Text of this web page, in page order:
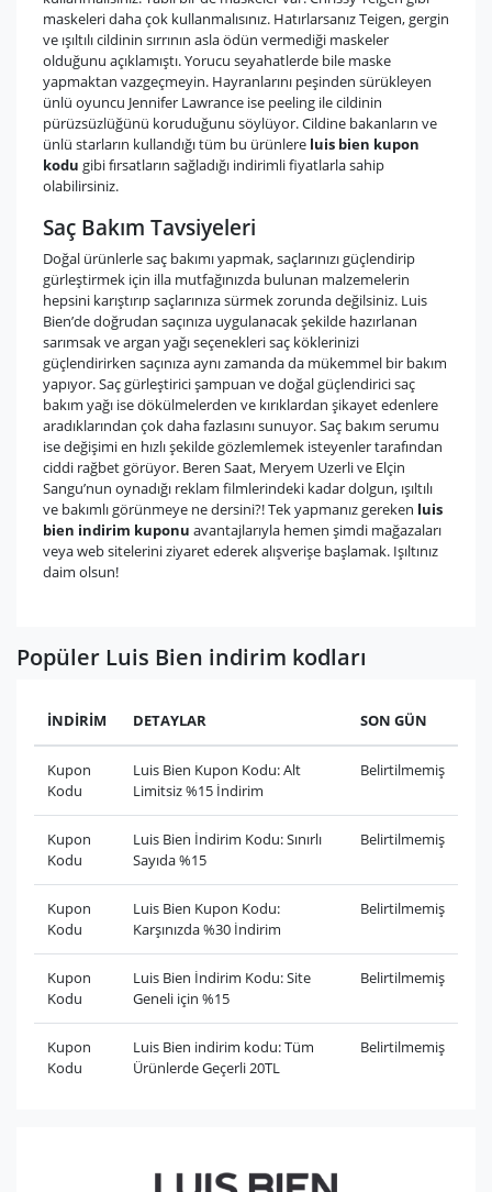
maskeleri daha çok kullanmalısınız. Hatırlarsanız Teigen, gergin
ve ışıltılı cildinin sırrının asla ödün vermediği maskeler
olduğunu açıklamıştı. Yorucu seyahatlerde bile maske
yapmaktan vazgeçmeyin. Hayranlarını peşinden sürükleyen
ünlü oyuncu Jennifer Lawrance ise peeling ile cildinin
pürüzsüzlüğünü koruduğunu söylüyor. Cildine bakanların ve
ünlü starların kullandığı tüm bu ürünlere luis bien kupon
kodu gibi fırsatların sağladığı indirimli fiyatlarla sahip
olabilirsiniz.
Saç Bakım Tavsiyeleri
Doğal ürünlerle saç bakımı yapmak, saçlarınızı güçlendirip
gürleştirmek için illa mutfağınızda bulunan malzemelerin
hepsini karıştırıp saçlarınıza sürmek zorunda değilsiniz. Luis
Bien’de doğrudan saçınıza uygulanacak şekilde hazırlanan
sarımsak ve argan yağı seçenekleri saç köklerinizi
güçlendirirken saçınıza aynı zamanda da mükemmel bir bakım
yapıyor. Saç gürleştirici şampuan ve doğal güçlendirici saç
bakım yağı ise dökülmelerden ve kırıklardan şikayet edenlere
aradıklarından çok daha fazlasını sunuyor. Saç bakım serumu
ise değişimi en hızlı şekilde gözlemlemek isteyenler tarafından
ciddi rağbet görüyor. Beren Saat, Meryem Uzerli ve Elçin
Sangu’nun oynadığı reklam filmlerindeki kadar dolgun, ışıltılı
ve bakımlı görünmeye ne dersini?! Tek yapmanız gereken luis
bien indirim kuponu avantajlarıyla hemen şimdi mağazaları
veya web sitelerini ziyaret ederek alışverişe başlamak. Işıltınız
daim olsun!
Popüler Luis Bien indirim kodları
İNDİRİM DETAYLAR SON GÜN
Kupon
Kodu
Luis Bien Kupon Kodu: Alt
Limitsiz %15 İndirim
Belirtilmemiş
Kupon
Kodu
Luis Bien İndirim Kodu: Sınırlı
Sayıda %15
Belirtilmemiş
Kupon
Kodu
Luis Bien Kupon Kodu:
Karşınızda %30 İndirim
Belirtilmemiş
Kupon
Kodu
Luis Bien İndirim Kodu: Site
Geneli için %15
Belirtilmemiş
Kupon
Kodu
Luis Bien indirim kodu: Tüm
Ürünlerde Geçerli 20TL
Belirtilmemiş